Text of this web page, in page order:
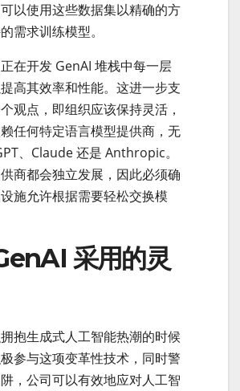
以使用这些数据集以精确的方
需求训练模型。
在开发 GenAI 堆栈中每一层
高其效率和性能。这进一步支
观点，即组织应该保持灵活，
任何特定语言模型提供商，无
、Claude 还是 Anthropic。
商都会独立发展，因此必须确
施允许根据需要轻松交换模
采用的灵
抱生成式人工智能热潮的时候
参与这项变革性技术，同时警
，公司可以有效地应对人工智